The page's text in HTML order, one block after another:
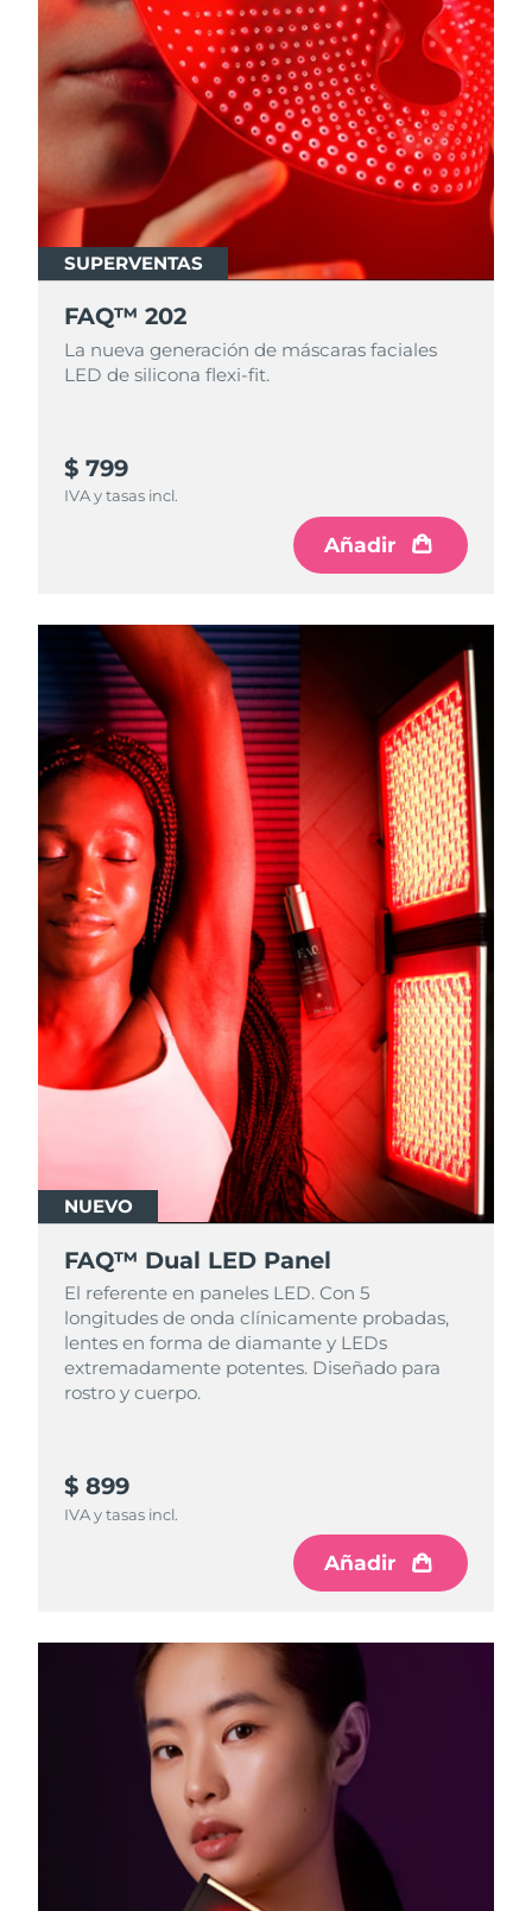
SUPERVENTAS
FAQ™ 202
La nueva generación de máscaras faciales
LED de silicona flexi-fit.
$ 799
IVA y tasas incl.
Añadir
NUEVO
FAQ™ Dual LED Panel
El referente en paneles LED. Con 5
longitudes de onda clínicamente probadas,
lentes en forma de diamante y LEDs
extremadamente potentes. Diseñado para
rostro y cuerpo.
$ 899
IVA y tasas incl.
Añadir